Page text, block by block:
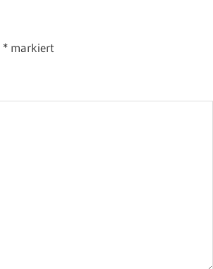
*markiert